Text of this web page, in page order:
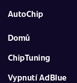
AutoChip
Domů
ChipTuning
Vypnutí AdBlue